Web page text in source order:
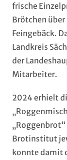
frische
Brötchen
Feingebäck.
Landkreis
der
Mitarbeiter.
2024 erhielt
Brotinstitut
konnte damit